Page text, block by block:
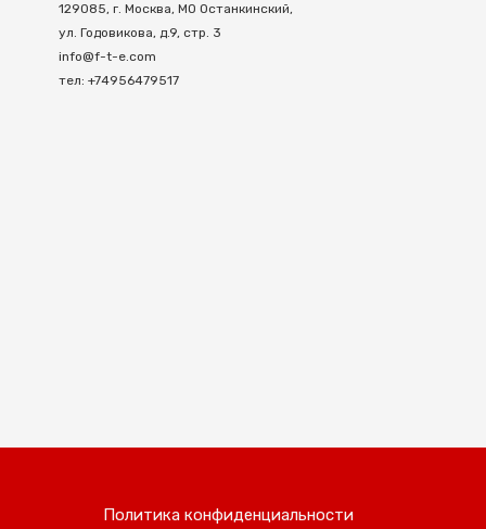
129085, г. Москва, МО Останкинский,
ул. Годовикова, д.9, стр. 3
info@f-t-e.com
тел: +74956479517
Политика конфиденциальности